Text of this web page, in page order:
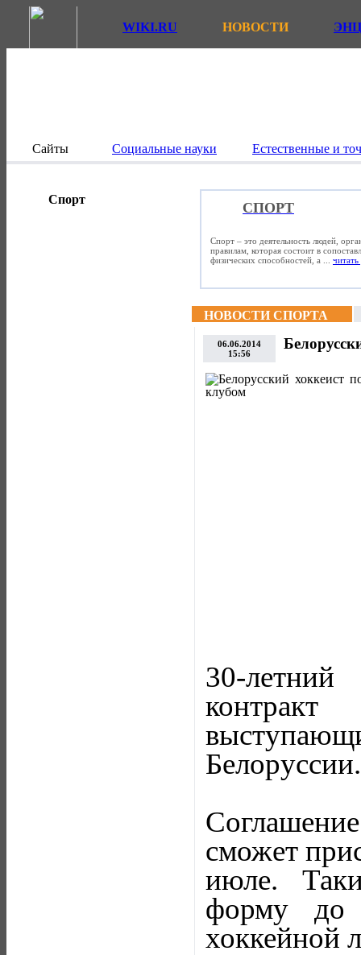
WIKI.RU НОВОСТИ
Сайты Социальные науки Естественные и
Спорт
СПОРТ
Спорт – это деятельность людей,
правилам, которая состоит в
физических способностей, а ... читать
НОВОСТИ СПОРТА
06.06.2014
15:56
30-
Белоруссии.
сможет
июле.
форму до
хоккейной